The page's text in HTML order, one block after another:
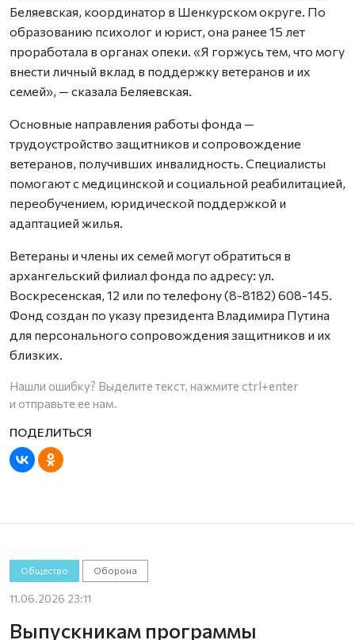
Беляевская, координатор в Шенкурском округе. По
образованию психолог и юрист, она ранее 15 лет
проработала в органах опеки. «Я горжусь тем, что могу
внести личный вклад в поддержку ветеранов и их
семей», — сказала Беляевская.
Основные направления работы фонда —
трудоустройство защитников и сопровождение
ветеранов, получивших инвалидность. Специалисты
помогают с медицинской и социальной реабилитацией,
переобучением, юридической поддержкой и
адаптацией жилья.
Ветераны и члены их семей могут обратиться в
архангельский филиал фонда по адресу: ул.
Воскресенская, 12 или по телефону (8-8182) 608-145.
Фонд создан по указу президента Владимира Путина
для персонального сопровождения защитников и их
близких.
Нашли ошибку? Выделите текст, нажмите ctrl+enter
и отправьте ее нам.
Общество Оборона
11.06.2026 23:11
Выпускникам программы